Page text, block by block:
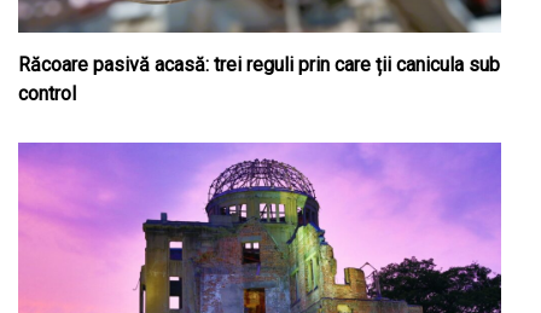
Răcoare pasivă acasă: trei reguli prin care ții canicula sub
control